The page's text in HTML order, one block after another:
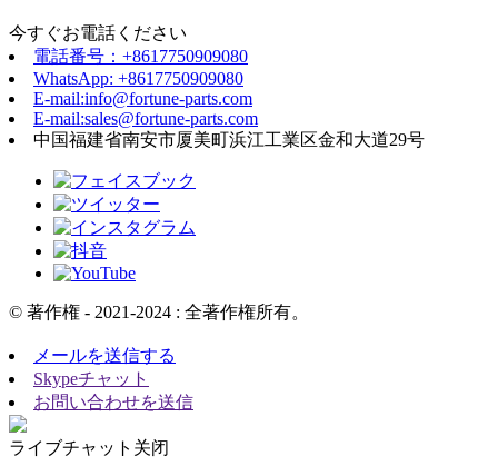
今すぐお電話ください
電話番号：+8617750909080
WhatsApp: +8617750909080
E-mail:info@fortune-parts.com
E-mail:sales@fortune-parts.com
中国福建省南安市厦美町浜江工業区金和大道29号
© 著作権 - 2021-2024 : 全著作権所有。
メールを送信する
Skypeチャット
お問い合わせを送信
ライブチャット 关闭